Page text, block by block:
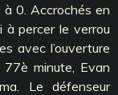
à 0. Accrochés en
à percer le verrou
avec l’ouverture
minute, Evan
Le défenseur